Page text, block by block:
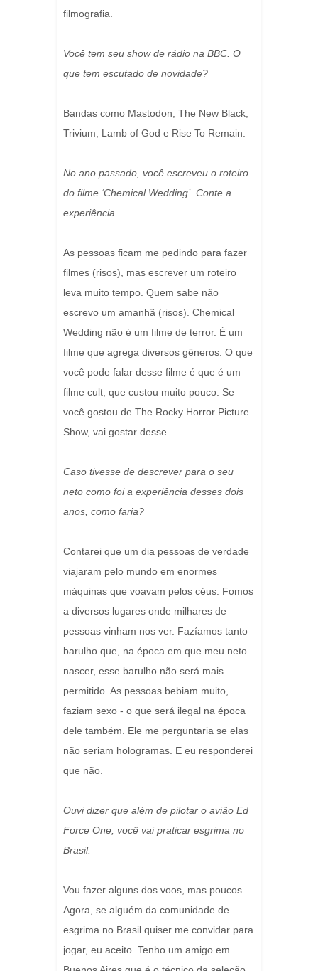
filmografia.
Você tem seu show de rádio na BBC. O
que tem escutado de novidade?
Bandas como Mastodon, The New Black,
Trivium, Lamb of God e Rise To Remain.
No ano passado, você escreveu o roteiro
do filme ‘Chemical Wedding’. Conte a
experiência.
As pessoas ficam me pedindo para fazer
filmes (risos), mas escrever um roteiro
leva muito tempo. Quem sabe não
escrevo um amanhã (risos). Chemical
Wedding não é um filme de terror. É um
filme que agrega diversos gêneros. O que
você pode falar desse filme é que é um
filme cult, que custou muito pouco. Se
você gostou de The Rocky Horror Picture
Show, vai gostar desse.
Caso tivesse de descrever para o seu
neto como foi a experiência desses dois
anos, como faria?
Contarei que um dia pessoas de verdade
viajaram pelo mundo em enormes
máquinas que voavam pelos céus. Fomos
a diversos lugares onde milhares de
pessoas vinham nos ver. Fazíamos tanto
barulho que, na época em que meu neto
nascer, esse barulho não será mais
permitido. As pessoas bebiam muito,
faziam sexo - o que será ilegal na época
dele também. Ele me perguntaria se elas
não seriam hologramas. E eu responderei
que não.
Ouvi dizer que além de pilotar o avião Ed
Force One, você vai praticar esgrima no
Brasil.
Vou fazer alguns dos voos, mas poucos.
Agora, se alguém da comunidade de
esgrima no Brasil quiser me convidar para
jogar, eu aceito. Tenho um amigo em